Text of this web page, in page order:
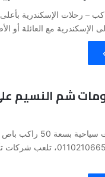
كوستر 24 راكب – رحلات
مع العائلة أو
شم النسيم
شركة تأجير حافلات
السفر والسياحة